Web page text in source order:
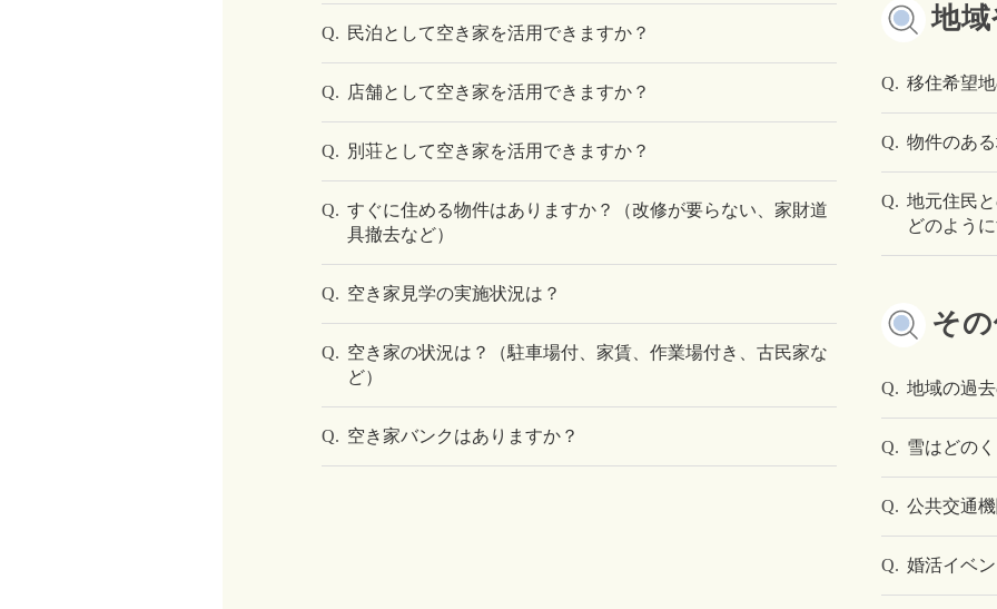
Q. 民泊として空き家を活用できますか？
Q. 店舗として空き家を活用できますか？
Q. 別荘として空き家を活用できますか？
Q. すぐに住める物件はありますか？（改修が要らない、家財道
具撤去など）
Q. 空き家見学の実施状況は？
Q. 空き家の状況は？（駐車場付、家賃、作業場付き、古民家な
ど）
Q. 空き家バンクはありますか？
地
Q. 移住希望
Q. 物件のあ
Q. 地元住民
どのよう
そ
Q. 地域の過
Q. 雪はどの
Q. 公共交通
Q. 婚活イベ